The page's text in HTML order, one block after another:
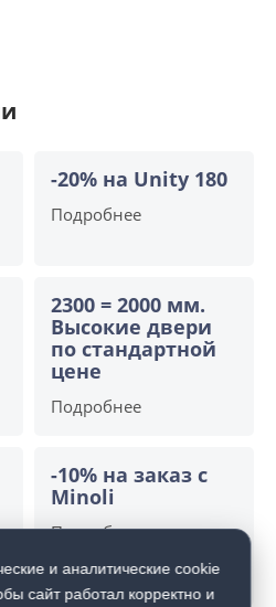
-20% на Unity 180
Подробнее
2300 = 2000 мм.
Высокие двери
по стандартной
цене
Подробнее
-10% на заказ с
Minoli
Подробнее
и аналитические cookie
сайт работал корректно и